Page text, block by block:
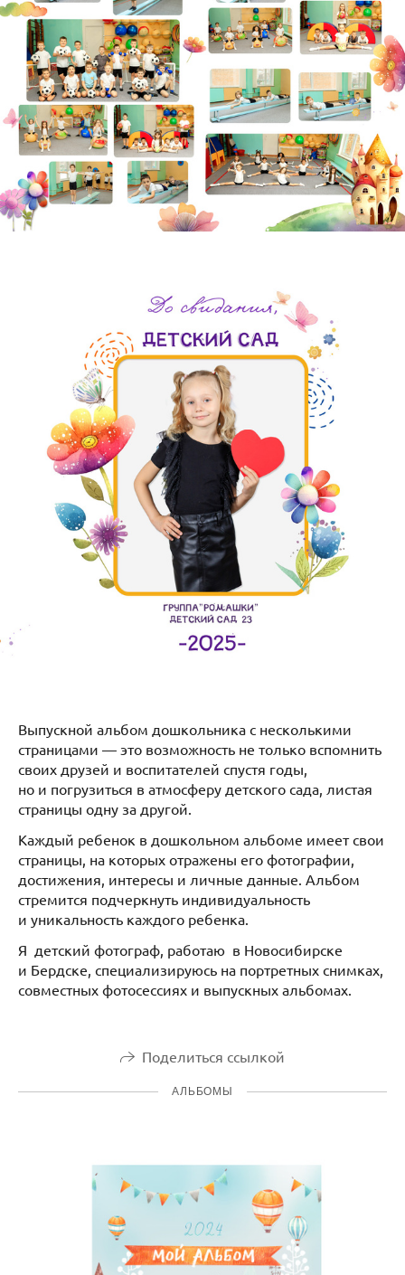
Выпускной альбом дошкольника с несколькими
страницами — это возможность не только вспомнить
своих друзей и воспитателей спустя годы,
но и погрузиться в атмосферу детского сада, листая
страницы одну за другой.
Каждый ребенок в дошкольном альбоме имеет свои
страницы, на которых отражены его фотографии,
достижения, интересы и личные данные. Альбом
стремится подчеркнуть индивидуальность
и уникальность каждого ребенка.
Я детский фотограф, работаю в Новосибирске
и Бердске, специализируюсь на портретных снимках,
совместных фотосессиях и выпускных альбомах.
Поделиться ссылкой
АЛЬБОМЫ